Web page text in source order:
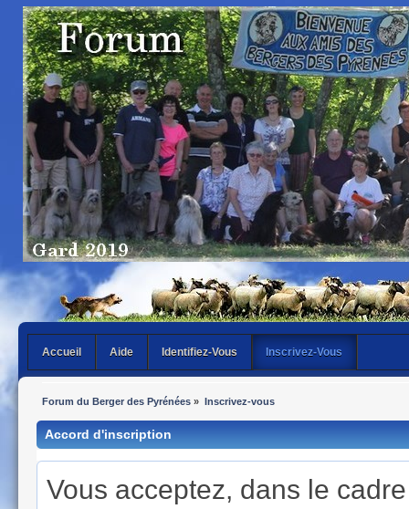
Accueil Aide Identifiez-Vous Inscrivez-Vous
Forum du Berger des Pyrénées » Inscrivez-vous
Accord d'inscription
Vous acceptez, dans le